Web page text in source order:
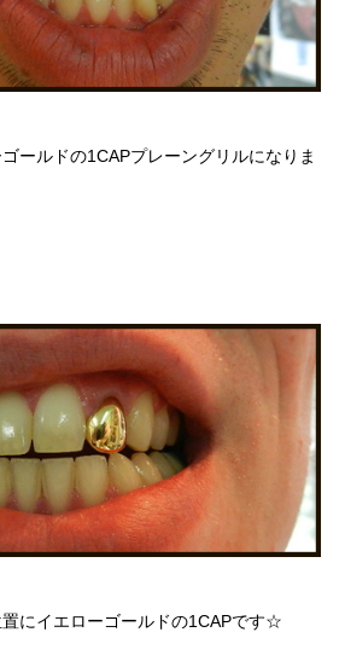
ールドの1CAPプレーングリルになりま
にイエローゴールドの1CAPです☆